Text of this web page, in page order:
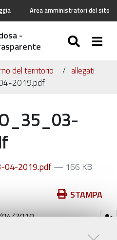
Area amministratori del sito
-
del territorio
allegati
2019.pdf
04-2019.pdf— 166 KB
STAMPA
2019